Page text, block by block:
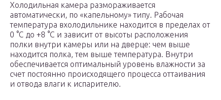
Холодильная камера размораживается
автоматически, по «капельному» типу. Рабочая
температура вхолодильнике находится в пределах от
0 °C до +8 °C и зависит от высоты расположения
полки внутри камеры или на дверце: чем выше
находится полка, тем выше температура. Внутри
обеспечивается оптимальный уровень влажности за
счет постоянно происходящего процесса оттаивания
и отвода влаги к испарителю.